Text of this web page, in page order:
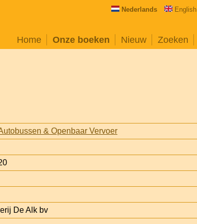
Nederlands English
Home Onze boeken Nieuw Zoeken
& Openbaar Vervoer
De Alk bv